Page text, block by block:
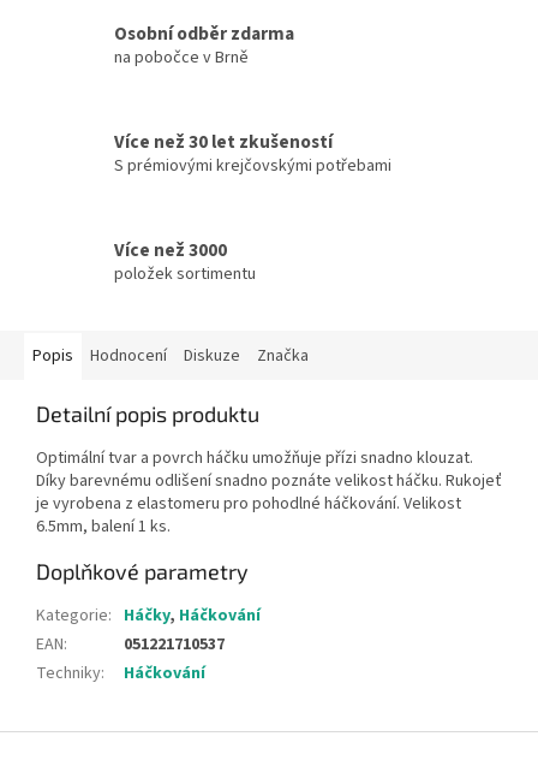
Osobní odběr zdarma
na pobočce v Brně
Více než 30 let zkušeností
S prémiovými krejčovskými potřebami
Více než 3000
položek sortimentu
Popis Hodnocení Diskuze Značka
Detailní popis produktu
Optimální tvar a povrch háčku umožňuje přízi snadno klouzat.
Díky barevnému odlišení snadno poznáte velikost háčku. Rukojeť
je vyrobena z elastomeru pro pohodlné háčkování. Velikost
6.5mm, balení 1 ks.
Doplňkové parametry
Kategorie: Háčky, Háčkování
EAN:
051221710537
Techniky: Háčkování